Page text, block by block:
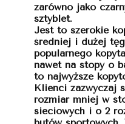
zarówno jako
sztyblet.
Jest to szerokie
średniej i dużej
popularnego
nawet na stopy o
to najwyższe
Klienci zazwyczaj
rozmiar mniej w
sieciowych i o 2